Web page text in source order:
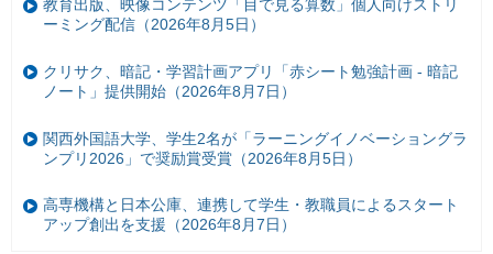
教育出版、映像コンテンツ「目で見る算数」個人向けストリ
ーミング配信（2026年8月5日）
クリサク、暗記・学習計画アプリ「赤シート勉強計画 - 暗記
ノート」提供開始（2026年8月7日）
関西外国語大学、学生2名が「ラーニングイノベーショングラ
ンプリ2026」で奨励賞受賞（2026年8月5日）
高専機構と日本公庫、連携して学生・教職員によるスタート
アップ創出を支援（2026年8月7日）